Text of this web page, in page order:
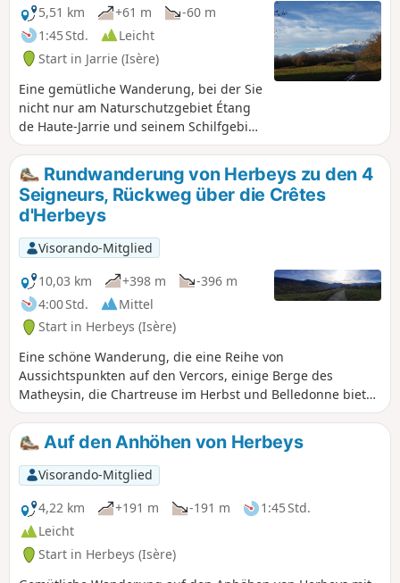
5,51 km
+61 m
-60 m
1:45 Std.
Leicht
Start in Jarrie (Isère)
Eine gemütliche Wanderung, bei der Sie
nicht nur am Naturschutzgebiet Étang
de Haute-Jarrie und seinem Schilfgebiet
entlangwandern, sondern auch die
wunderschöne Landschaft des Vercors
und der Bergkette Belledonne
bewundern und durch den Wald von
Haute-Jarrie mit seinen Kastanien- und
Birkenbäumen spazieren können. Die
Wanderung kann verlängert oder
verkürzt werden.
Rundwanderung von Herbeys zu den 4
Seigneurs, Rückweg über die Crêtes
d'Herbeys
Visorando-Mitglied
10,03 km
+398 m
-396 m
4:00 Std.
Mittel
Start in Herbeys (Isère)
Eine schöne Wanderung, die eine Reihe von
Aussichtspunkten auf den Vercors, einige Berge des
Matheysin, die Chartreuse im Herbst und Belledonne bietet.
Auch das Dorf Villeneuve ist sehr sympathisch. Der Aufstieg
ist gut zu bewältigen, der Abstieg ist jedoch recht steil.
Auf den Anhöhen von Herbeys
Visorando-Mitglied
4,22 km
+191 m -191 m
1:45 Std.
Leicht
Start in Herbeys (Isère)